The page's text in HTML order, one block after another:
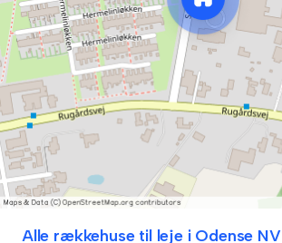
Alle rækkehuse til leje i Odense NV